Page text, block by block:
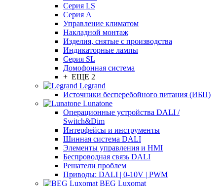
Серия LS
Серия A
Управление климатом
Накладной монтаж
Изделия, снятые с производства
Индикаторные лампы
Серия SL
Домофонная система
+ ЕЩЕ 2
Legrand
Источники бесперебойного питания (ИБП)
Lunatone
Операционные устройства DALI /
Switch&Dim
Интерфейсы и инструменты
Шинная система DALI
Элементы управления и HMI
Беспроводная связь DALI
Решатели проблем
Приводы: DALI | 0-10V | PWM
BEG Luxomat